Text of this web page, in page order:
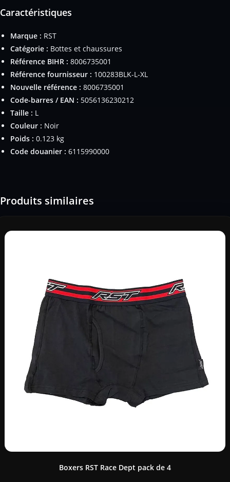
Caractéristiques
Marque : RST
Catégorie : Bottes et chaussures
Référence BIHR : 8006735001
Référence fournisseur : 100283BLK-L-XL
Nouvelle référence : 8006735001
Code-barres / EAN : 5056136230212
Taille : L
Couleur : Noir
Poids : 0.123 kg
Code douanier : 6115990000
Produits similaires
Boxers RST Race Dept pack de 4